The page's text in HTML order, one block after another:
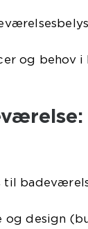
og behov
til
og design